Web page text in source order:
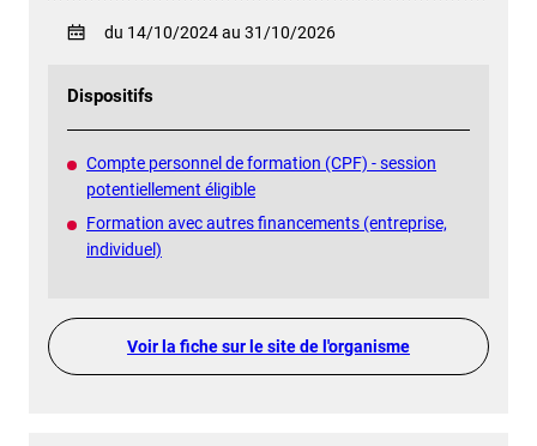
du 14/10/2024 au 31/10/2026
Dispositifs
Compte personnel de formation (CPF) - session
potentiellement éligible
Formation avec autres financements (entreprise,
individuel)
Voir la fiche sur le site de l'organisme